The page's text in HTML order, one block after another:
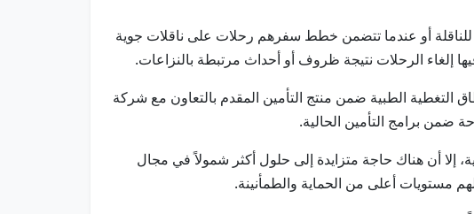
للناقلة أو عندما تتضمن خطط سفرهم رحلات على ناقلات جوية
إلغاء الرحلات نتيجة ظروف أو أحداث مرتبطة بالنزاعات.
التغطية الطبية ضمن منتج التأمين المقدم بالتعاون مع شركة
ضمن برامج التأمين الحالية.
إلا أن هناك حاجة متزايدة إلى حلول أكثر شمولاً في مجال
مستويات أعلى من الحماية والطمأنينة.